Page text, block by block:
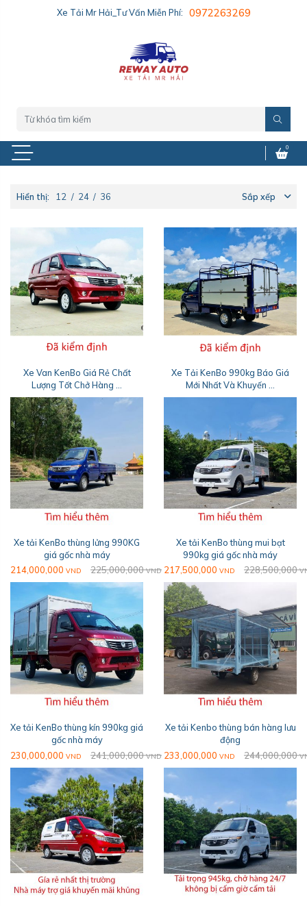
Xe Tải Mr Hải_Tư Vấn Miễn Phí: 0972263269
0
Hiển thị: 12 / 24 / 36 Sắp xếp
Xe Van KenBo Giá Rẻ Chất
Lượng Tốt Chở Hàng ...
Xe Tải KenBo 990kg Báo Giá
Mới Nhất Và Khuyến ...
Xe tải KenBo thùng lửng 990KG
giá gốc nhà máy
214,000,000 VND 225,000,000 VND
Xe tải KenBo thùng mui bạt
990kg giá gốc nhà máy
217,500,000 VND 228,500,000
Xe tải KenBo thùng kín 990kg giá
gốc nhà máy
230,000,000 VND 241,000,000 VND
Xe tải Kenbo thùng bán hàng lưu
động
233,000,000 VND 244,000,000